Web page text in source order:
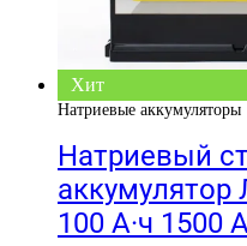
Хит
Натриевые аккумуляторы
Натриевый
100 А·ч 1500